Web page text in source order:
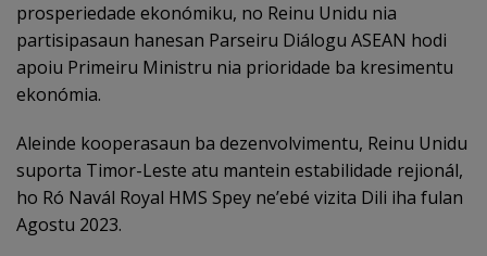
prosperiedade ekonómiku, no Reinu Unidu nia
partisipasaun hanesan Parseiru Diálogu ASEAN hodi
apoiu Primeiru Ministru nia prioridade ba kresimentu
ekonómia.
Aleinde kooperasaun ba dezenvolvimentu, Reinu Unidu
suporta Timor-Leste atu mantein estabilidade rejionál,
ho Ró Navál Royal HMS Spey ne’ebé vizita Dili iha fulan
Agostu 2023.